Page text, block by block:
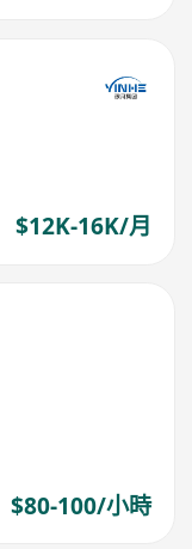
$12K-16K/月
$80-100/小時